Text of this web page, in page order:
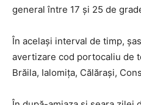
general între 17 și 25 de
În același interval de timp,
avertizare cod portocaliu de
Brăila, Ialomița, Călărași,